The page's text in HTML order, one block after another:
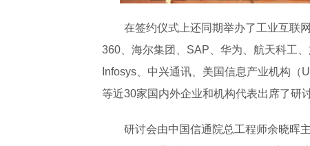
在签约仪式上还同期举办了工业互联
360、海尔集团、SAP、华为、航天科工
Infosys、中兴通讯、美国信息产业机构（
等近30家国内外企业和机构代表出席了研讨
研讨会由中国信通院总工程师余晓晖